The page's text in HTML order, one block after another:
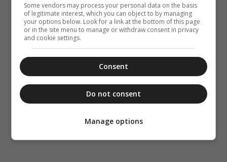
Some vendors may process your personal data on the basis
of legitimate interest, which you can object to by managing
your options below. Look for a link at the bottom of this page
or in the site menu to manage or withdraw consent in privacy
and cookie settings.
Consent
Do not consent
Manage options